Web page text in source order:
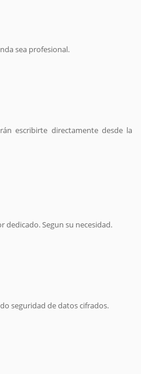
sea profesional.
escribirte directamente desde la
dedicado. Segun su necesidad.
seguridad de datos cifrados.